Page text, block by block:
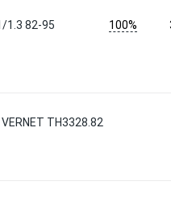
1.3 82-95
100%
TH3328.82